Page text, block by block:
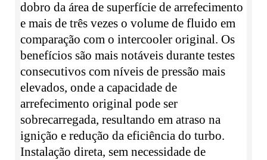
dobro da área de superfície de arrefecimento
e mais de três vezes o volume de fluido em
comparação com o intercooler original. Os
benefícios são mais notáveis ​​durante testes
consecutivos com níveis de pressão mais
elevados, onde a capacidade de
arrefecimento original pode ser
sobrecarregada, resultando em atraso na
ignição e redução da eficiência do turbo.
Instalação direta, sem necessidade de